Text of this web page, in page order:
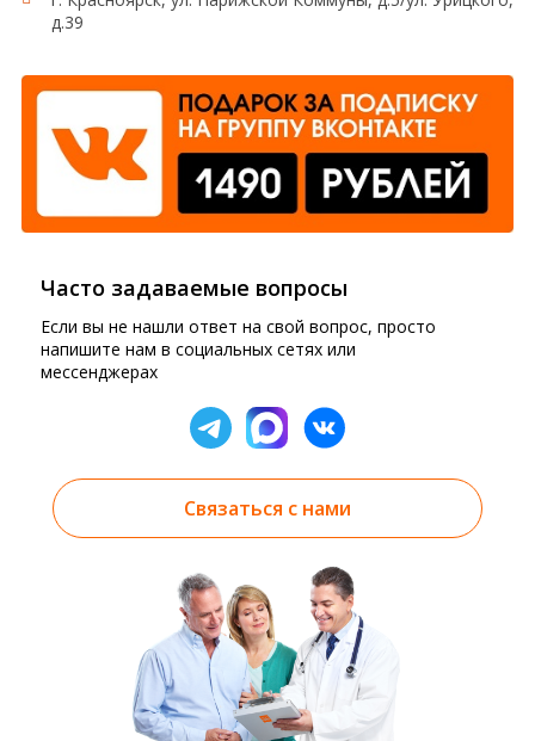
д.39
Часто задаваемые вопросы
Если вы не нашли ответ на свой вопрос, просто
напишите нам в социальных сетях или
мессенджерах
Связаться с нами